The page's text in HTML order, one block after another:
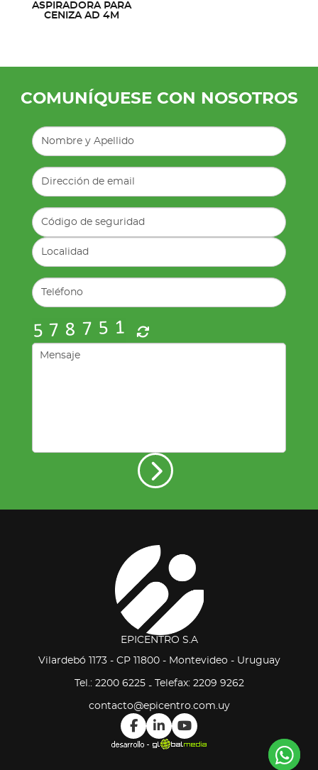
ASPIRADORA PARA
CENIZA AD 4M
COMUNÍQUESE CON NOSOTROS
EPICENTRO S.A
Vilardebó 1173 - CP 11800 - Montevideo - Uruguay
Tel.: 2200 6225- Telefax: 2209 9262
contacto@epicentro.com.uy